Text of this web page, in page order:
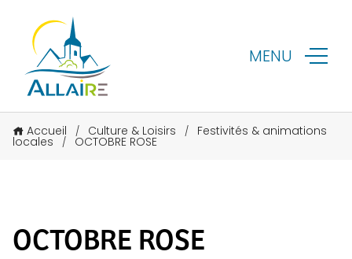
MENU
Accueil / Culture & Loisirs / Festivités & animations
locales / OCTOBRE ROSE
OCTOBRE ROSE